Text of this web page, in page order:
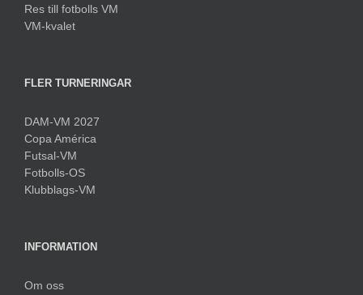
Res till fotbolls VM
VM-kvalet
FLER TURNERINGAR
DAM-VM 2027
Copa América
Futsal-VM
Fotbolls-OS
Klubblags-VM
INFORMATION
Om oss